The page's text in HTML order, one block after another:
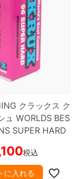
クラックス ク
ュ WORLDS BES
SUPER HARD
ボー 税込
に入れる